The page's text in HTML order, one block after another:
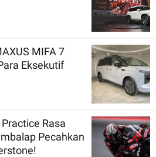
MIFA 7
Eksekutif
Rasa
Pecahkan